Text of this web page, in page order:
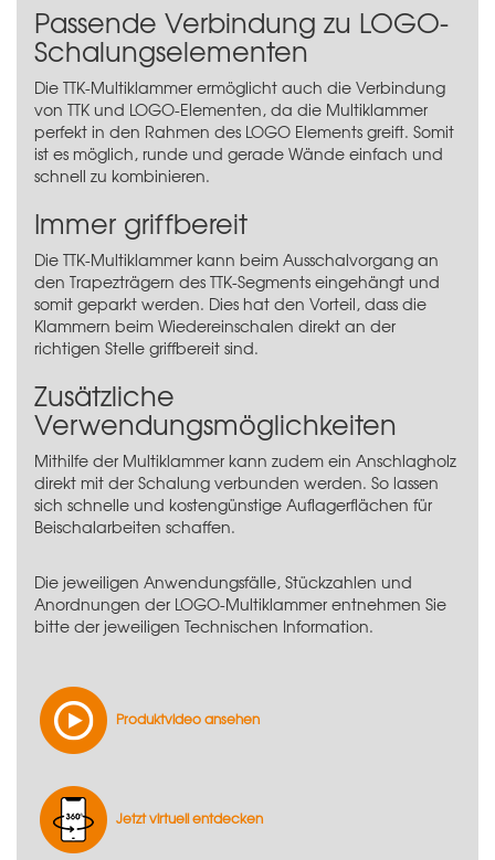
Passende Verbindung zu LOGO-
Schalungselementen
Die TTK-Multiklammer ermöglicht auch die Verbindung
von TTK und LOGO-Elementen, da die Multiklammer
perfekt in den Rahmen des LOGO Elements greift. Somit
ist es möglich, runde und gerade Wände einfach und
schnell zu kombinieren.
Immer griffbereit
Die TTK-Multiklammer kann beim Ausschalvorgang an
den Trapezträgern des TTK-Segments eingehängt und
somit geparkt werden. Dies hat den Vorteil, dass die
Klammern beim Wiedereinschalen direkt an der
richtigen Stelle griffbereit sind.
Zusätzliche
Verwendungsmöglichkeiten
Mithilfe der Multiklammer kann zudem ein Anschlagholz
direkt mit der Schalung verbunden werden. So lassen
sich schnelle und kostengünstige Auflagerflächen für
Beischalarbeiten schaffen.
Die jeweiligen Anwendungsfälle, Stückzahlen und
Anordnungen der LOGO-Multiklammer entnehmen Sie
bitte der jeweiligen Technischen Information.
Produktvideo ansehen
Jetzt virtuell entdecken